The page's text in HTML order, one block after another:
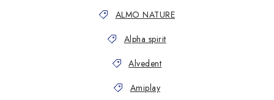
ALMO NATURE
Alpha spirit
Alvedent
Amiplay